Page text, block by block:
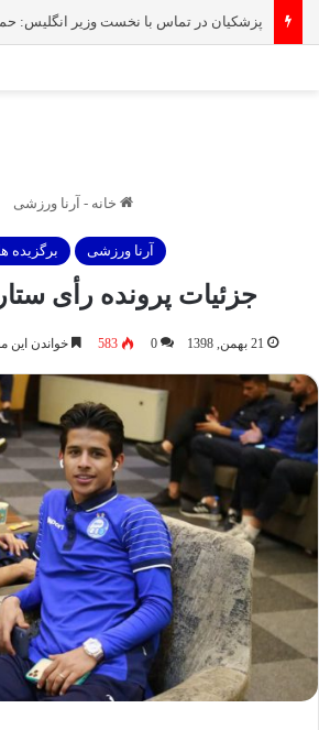
خانه - آرنا ورزشی
آرنا ورزشی برگزیده
جزئیات پرونده رأی
21 بهمن, 1398 0
583 خواندن این مطلب 2 دقیقه